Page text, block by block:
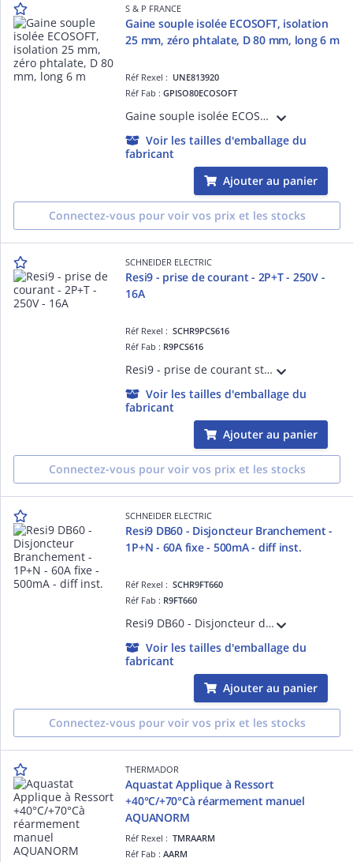
S & P FRANCE
Gaine souple isolée ECOSOFT, isolation
25 mm, zéro phtalate, D 80 mm, long 6 m
Réf Rexel : UNE813920
Réf Fab :GPISO80ECOSOFT
Gaine souple isolée ECOSOFT, isolation laine de verre 25 mm, sans irritation, zéro phtalate, diamètre 80 mm, longueur 6 m
Voir les tailles d'emballage du
fabricant
Ajouter au panier
Connectez-vous pour voir vos prix et les stocks
SCHNEIDER ELECTRIC
Resi9 - prise de courant - 2P+T - 250V -
16A
Réf Rexel :SCHR9PCS616
Réf Fab : R9PCS616
Resi9 - prise de courant standard Français - 16 A - 250 VCA 50 Hz - NF - Largeur : 5 pas de 9 mm - blanc RAL 9003 - IP20
Voir les tailles d'emballage du
fabricant
Ajouter au panier
Connectez-vous pour voir vos prix et les stocks
SCHNEIDER ELECTRIC
Resi9 DB60 - Disjoncteur Branchement -
1P+N - 60A fixe - 500mA - diff inst.
Réf Rexel :SCHR9FT660
Réf Fab : R9FT660
Resi9 DB60 - Disjoncteur de branchement - 1P + N - 500mA - instantané - 60A fixe - 12 kVA - NF C 62-411 - ERDF CPT M&S SPE 11015B - NF - classe II - 250 V CA 50 Hz conforme à NF C 62-411 - IP40 face avant
Voir les tailles d'emballage du
fabricant
Ajouter au panier
Connectez-vous pour voir vos prix et les stocks
THERMADOR
Aquastat Applique à Ressort
+40°C/+70°Cà réarmement manuel
AQUANORM
Réf Rexel :TMRAARM
Réf Fab :AARM